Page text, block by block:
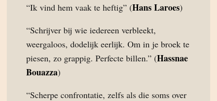
“Ik vind hem vaak te heftig” (Hans Laroes)
“Schrijver bij wie iedereen verbleekt,
weergaloos, dodelijk eerlijk. Om in je broek te
piesen, zo grappig. Perfecte billen.” (Hassnae
Bouazza)
“Scherpe confrontatie, zelfs als die soms over